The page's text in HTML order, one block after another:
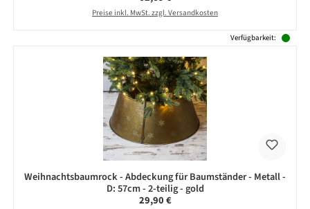
Preise inkl. MwSt. zzgl. Versandkosten
Verfügbarkeit:
Weihnachtsbaumrock - Abdeckung für Baumständer - Metall -
D: 57cm - 2-teilig - gold
Regulärer Preis:
29,90 €